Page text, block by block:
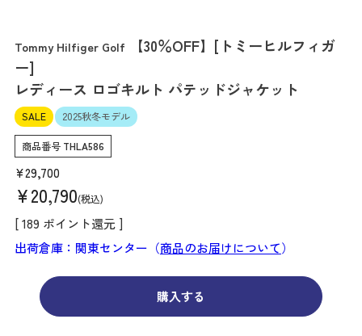
Tommy Hilfiger Golf
【30％OFF】[トミーヒルフィガ
ー]
レディース ロゴキルト パテッドジャケット
SALE 2025秋冬モデル
商品番号 THLA586
¥29,700
¥20,790 税込
[189 ポイント還元 ]
出荷倉庫：関東センター（商品のお届けについて）
購入する